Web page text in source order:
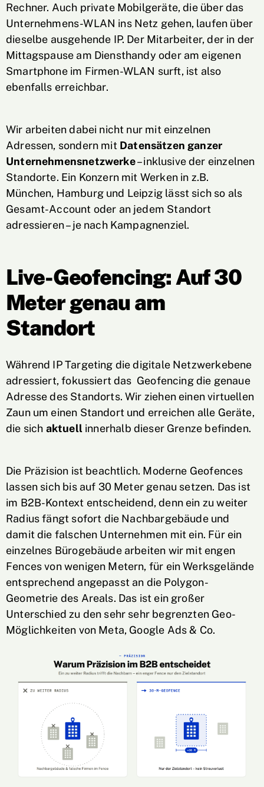
Rechner. Auch private Mobilgeräte, die über das
Unternehmens-WLAN ins Netz gehen, laufen über
dieselbe ausgehende IP. Der Mitarbeiter, der in der
Mittagspause am Diensthandy oder am eigenen
Smartphone im Firmen-WLAN surft, ist also
ebenfalls erreichbar.
Wir arbeiten dabei nicht nur mit einzelnen
Adressen, sondern mit Datensätzen ganzer
Unternehmensnetzwerke– inklusive der einzelnen
Standorte. Ein Konzern mit Werken in z.B.
München, Hamburg und Leipzig lässt sich so als
Gesamt-Account oder an jedem Standort
adressieren – je nach Kampagnenziel.
Live-Geofencing: Auf 30
Meter genau am
Standort
Während IP Targeting die digitale Netzwerkebene
adressiert, fokussiert das Geofencing die genaue
Adresse des Standorts. Wir ziehen einen virtuellen
Zaun um einen Standort und erreichen alle Geräte,
die sich aktuellinnerhalb dieser Grenze befinden.
Die Präzision ist beachtlich. Moderne Geofences
lassen sich bis auf 30 Meter genau setzen. Das ist
im B2B-Kontext entscheidend, denn ein zu weiter
Radius fängt sofort die Nachbargebäude und
damit die falschen Unternehmen mit ein. Für ein
einzelnes Bürogebäude arbeiten wir mit engen
Fences von wenigen Metern, für ein Werksgelände
entsprechend angepasst an die Polygon-
Geometrie des Areals. Das ist ein großer
Unterschied zu den sehr sehr begrenzten Geo-
Möglichkeiten von Meta, Google Ads & Co.